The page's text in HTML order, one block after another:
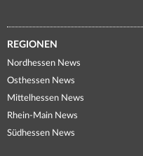
REGIONEN
Nordhessen News
Osthessen News
Mittelhessen News
Rhein-Main News
Südhessen News